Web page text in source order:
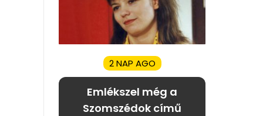
2 NAP AGO
Emlékszel még a
Szomszédok című